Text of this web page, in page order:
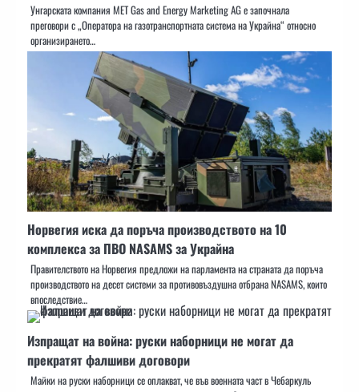
Унгарската компания MET Gas and Energy Marketing AG е започнала
преговори с „Оператора на газотранспортната система на Украйна“ относно
организирането…
Норвегия иска да поръча производството на 10
комплекса за ПВО NASAMS за Украйна
Правителството на Норвегия предложи на парламента на страната да поръча
производството на десет системи за противовъздушна отбрана NASAMS, които
впоследствие…
Изпращат на война: руски наборници не могат да
прекратят фалшиви договори
Майки на руски наборници се оплакват, че във военната част в Чебаркуль